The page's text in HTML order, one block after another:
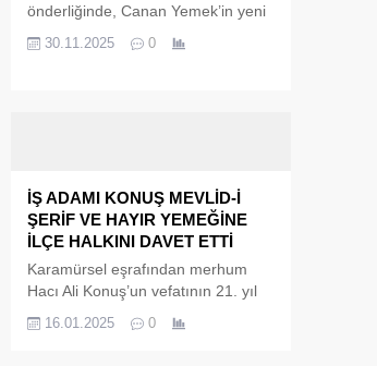
önderliğinde, Canan Yemek’in yeni
şubesi Altınova’da görkemli bir
törenle kapılarını açtı. “Her lezzetin
30.11.2025 0
İŞ ADAMI KONUŞ MEVLİD-İ
ŞERİF VE HAYIR YEMEĞİNE
İLÇE HALKINI DAVET ETTİ
Karamürsel eşrafından merhum
Hacı Ali Konuş’un vefatının 21. yıl
dönümü münasebetiyle, 17 Ocak
2025 Cuma günü Karamürsel
16.01.2025 0